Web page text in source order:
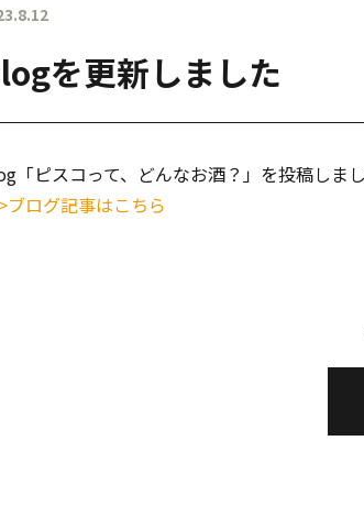
を更新しました
「ピスコって、どんなお酒？」を投稿しま
ブログ記事はこちら